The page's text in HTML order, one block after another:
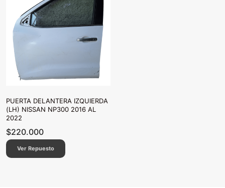
PUERTA DELANTERA IZQUIERDA
(LH) NISSAN NP300 2016 AL
2022
$220.000
Ver Repuesto